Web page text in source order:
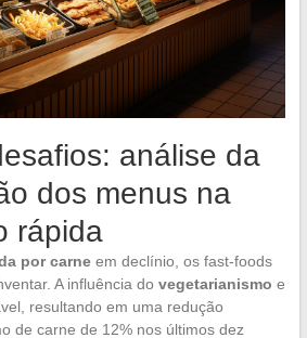
análise da
dos menus na
rápida
por carneem declínio, os fast-foods
A influência do vegetarianismo e
resultando em uma redução
de carne de 12% nos últimos dez